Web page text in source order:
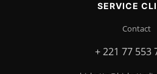
SERVICE
Contact
+ 221 77 553